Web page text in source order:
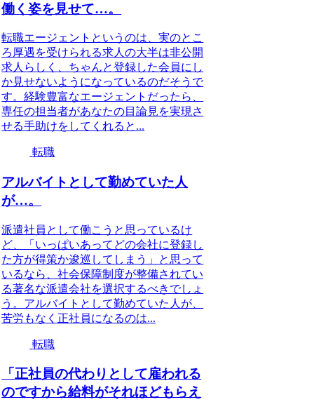
働く姿を見せて…。
転職エージェントというのは、実のとこ
ろ厚遇を受けられる求人の大半は非公開
求人らしく、ちゃんと登録した会員にし
か見せないようになっているのだそうで
す。経験豊富なエージェントだったら、
専任の担当者があなたの目論見を実現さ
せる手助けをしてくれると...
転職
アルバイトとして勤めていた人
が…。
派遣社員として働こうと思っているけ
ど、「いっぱいあってどの会社に登録し
た方が得策か逡巡してしまう」と思って
いるなら、社会保障制度が整備されてい
る著名な派遣会社を選択するべきでしょ
う。アルバイトとして勤めていた人が、
苦労もなく正社員になるのは...
転職
「正社員の代わりとして雇われる
のですから給料がそれほどもらえ